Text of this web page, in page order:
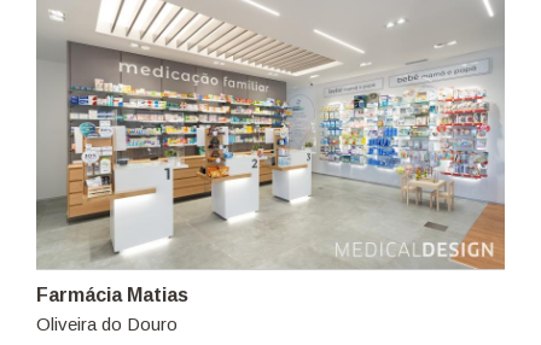
Farmácia Matias
Oliveira do Douro